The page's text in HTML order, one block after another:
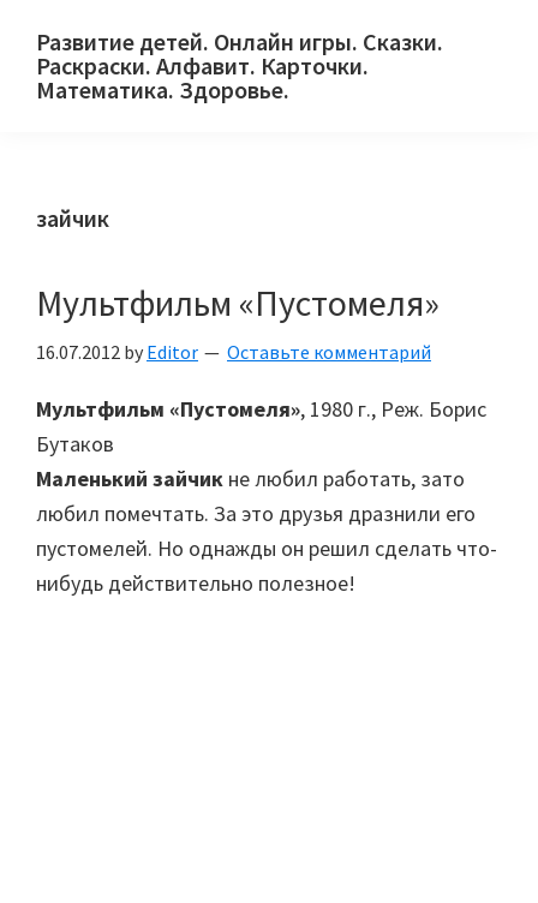
primary
main
primary
Развитие детей. Онлайн игры. Сказки.
Раскраски. Алфавит. Карточки.
Математика. Здоровье.
и
родителей.
зайчик
Мультфильм «Пустомеля»
16.07.2012 by Editor Оставьте комментарий
Мультфильм «Пустомеля», 1980 г., Реж. Борис
Бутаков
Маленький зайчик не любил работать, зато
любил помечтать. За это друзья дразнили его
пустомелей. Но однажды он решил сделать что-
нибудь действительно полезное!